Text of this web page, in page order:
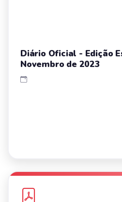
Diário Oficial - Edição
Novembro de 2023